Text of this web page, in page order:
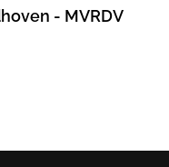
- MVRDV